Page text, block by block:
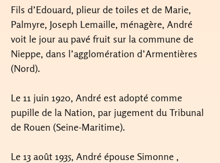
Fils d’Edouard, plieur de toiles et de Marie,
Palmyre, Joseph Lemaille, ménagère, André
voit le jour au pavé fruit sur la commune de
Nieppe, dans l’agglomération d’Armentières
(Nord).
Le 11 juin 1920, André est adopté comme
pupille de la Nation, par jugement du Tribunal
de Rouen (Seine-Maritime).
Le 13 août 1935, André épouse Simonne ,